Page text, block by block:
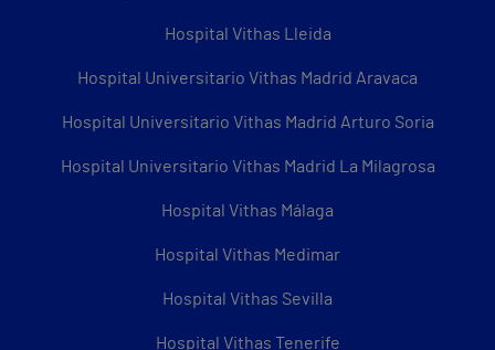
Hospital Vithas Lleida
Hospital Universitario Vithas Madrid Aravaca
Hospital Universitario Vithas Madrid Arturo Soria
Hospital Universitario Vithas Madrid La Milagrosa
Hospital Vithas Málaga
Hospital Vithas Medimar
Hospital Vithas Sevilla
Hospital Vithas Tenerife